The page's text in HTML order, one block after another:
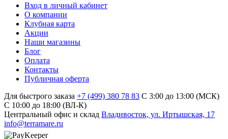
Вход в личный кабинет
О компании
Клубная карта
Акции
Наши магазины
Блог
Оплата
Контакты
Публичная оферта
Для быстрого заказа +7 (499) 380 78 83 С 3:00 до 13:00 (МСК)
C 10:00 до 18:00 (ВЛ-К)
Центральный офис и склад Владивосток, ул. Иртышская, 17
info@terramare.ru